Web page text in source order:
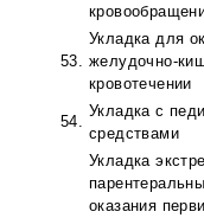
53.
Укладка для
желудочно-
кровотечении
54.
Укладка с
средствами
Укладка
оказания